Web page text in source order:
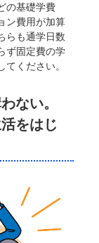
の基礎学費
ン費用が加算
らも通学日数
ず固定費の学
ください。
ない。
をはじ